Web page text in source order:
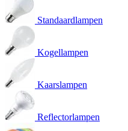
Standaardlampen
Kogellampen
Kaarslampen
Reflectorlampen